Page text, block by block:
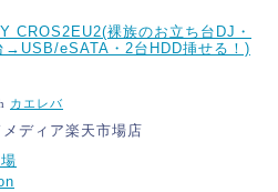
CROS2EU2(裸族のお立ち台DJ・
→USB/eSATA・2台HDD挿せる！)
カエレバ
メディア楽天市場店